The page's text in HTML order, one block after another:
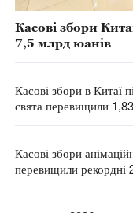
Касові збори
7,5 млрд юанів
Касові збори в Китаї
свята перевищили
Касові збори
перевищили рекордні